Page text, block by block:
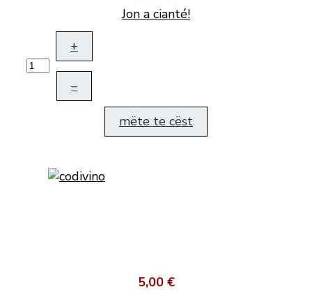
Jon a cianté!
+
–
mëte te cëst
5,00 €